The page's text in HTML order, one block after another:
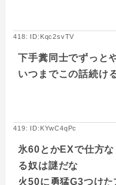
418: ID:Kqc2svTV
下手糞同士でずっと
いつまでこの話続け
419: ID:KYwC4qPc
氷60とかEXで仕方
る奴は謎だな
火50に勇猛G3つけた